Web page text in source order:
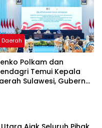
Daerah
Polkam dan
Temui Kepala
Sulawesi, Gubernur